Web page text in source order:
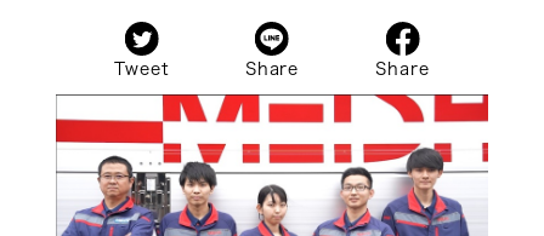
Tweet Share Share